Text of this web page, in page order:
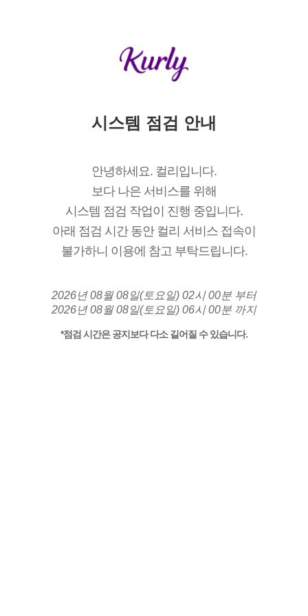
시스템 점검 안내
안녕하세요. 컬리입니다.
보다 나은 서비스를 위해
시스템 점검 작업이 진행 중입니다.
아래 점검 시간 동안 컬리 서비스 접속이
불가하니 이용에 참고 부탁드립니다.
2026년 08월 08일(토요일) 02시 00분 부터
2026년 08월 08일(토요일) 06시 00분 까지
*점검 시간은 공지보다 다소 길어질 수 있습니다.